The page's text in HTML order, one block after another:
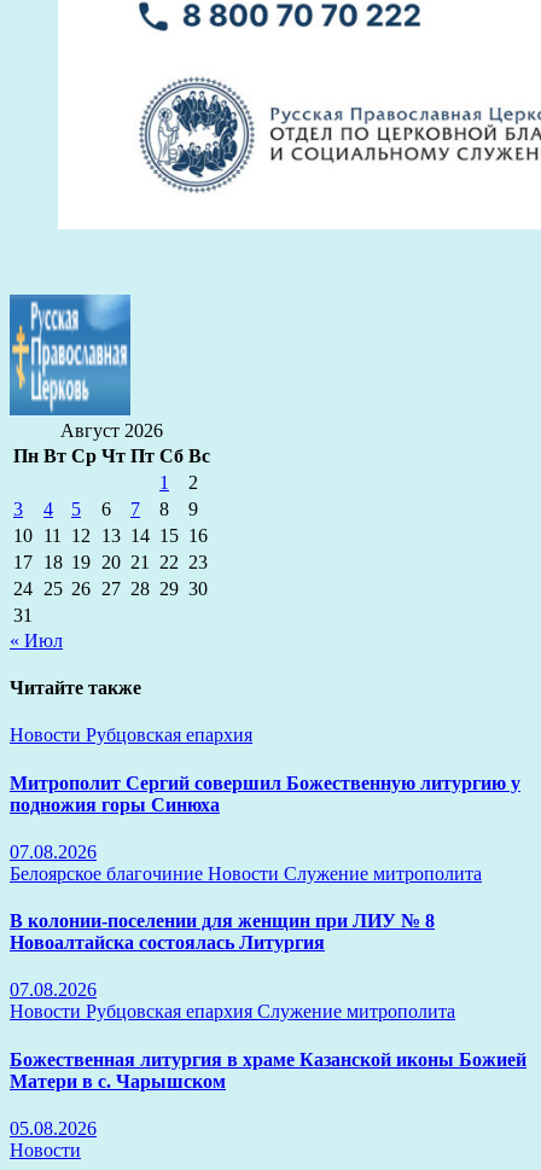
Август 2026
Пн Вт Ср Чт Пт Сб Вс
1
2
3
4 5 6 7 8
9
10 11 12 13 14 15 16
17 18 19 20 21 22 23
24 25 26 27 28 29 30
31
« Июл
Читайте также
Новости Рубцовская епархия
Митрополит Сергий совершил Божественную литургию у
подножия горы Синюха
07.08.2026
Белоярское благочиние Новости Служение митрополита
В колонии-поселении для женщин при ЛИУ № 8
Новоалтайска состоялась Литургия
07.08.2026
Новости Рубцовская епархия Служение митрополита
Божественная литургия в храме Казанской иконы Божией
Матери в с. Чарышском
05.08.2026
Новости